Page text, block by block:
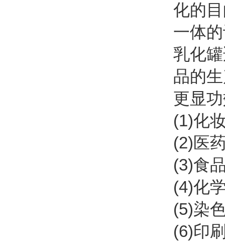
化的
一体
乳化
品的
更显
(1)化
(2)医
(3)食
(4)化
(5)染
(6)印